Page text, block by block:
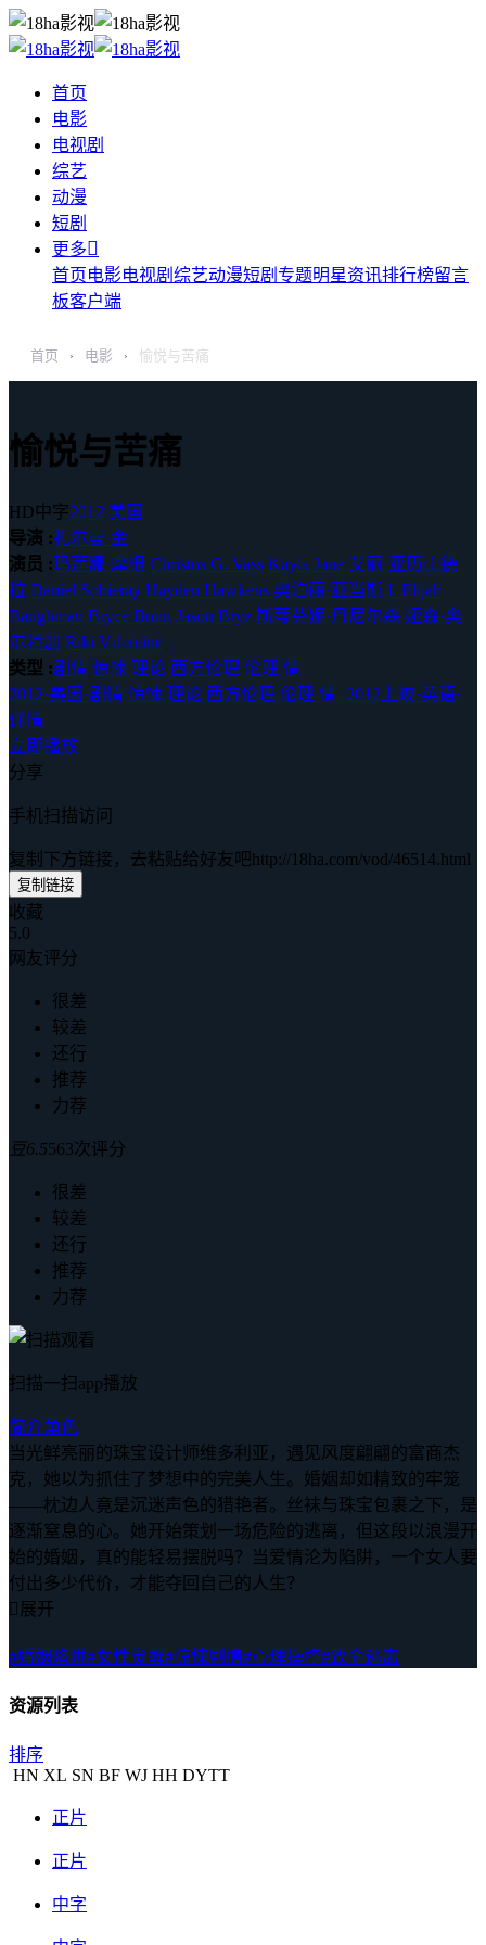
首页
电影
电视剧
综艺
动漫
短剧
更多
首页电影电视剧 综艺动漫短剧 专题明星资讯排行榜留言
板客户端
首页 › 电影 › 愉悦与苦痛
愉悦与苦痛
HD中字2012 美国
导演 :扎尔曼·金
演员 :玛莲娜·摩根 Christos G. Vass Kayla Jane 艾丽·亚历山德
拉 Daniel Sobieray Hayden Hawkens 奥泊丽·亚当斯 I. Elijah
Baughman Bryce Bonn Jason Brye 斯蒂芬妮·丹尼尔森 娅森·奥
尔特加 Riki Valentine
类型 :剧情 惊悚 理论 西方伦理 伦理 情
2012·美国 ·剧情 惊悚 理论 西方伦理 伦理 情 ·2012上映·英语·
详情
立即播放
分享
手机扫描访问
复制下方链接，去粘贴给好友吧http://18ha.com/vod/46514.html
复制链接
收藏
5.0
网友评分
很差
较差
还行
推荐
力荐
豆6.5563次评分
很差
较差
还行
推荐
力荐
扫描一扫app播放
简介角色
当光鲜亮丽的珠宝设计师维多利亚，遇见风度翩翩的富商杰
克，她以为抓住了梦想中的完美人生。婚姻却如精致的牢笼
——枕边人竟是沉迷声色的猎艳者。丝袜与珠宝包裹之下，是
逐渐窒息的心。她开始策划一场危险的逃离，但这段以浪漫开
始的婚姻，真的能轻易摆脱吗？当爱情沦为陷阱，一个女人要
付出多少代价，才能夺回自己的人生？
 展开
#婚姻陷阱#女性觉醒#惊悚剧情#心理操控#致命逃离
资源列表
排序
HN XL SN BF WJ HH DYTT
正片
正片
中字